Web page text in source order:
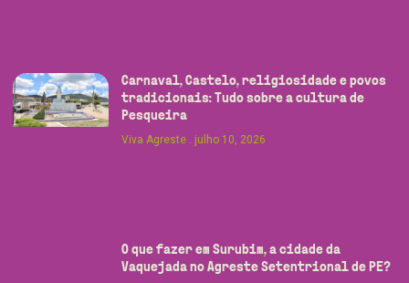
Carnaval, Castelo, religiosidade e povos
tradicionais: Tudo sobre a cultura de
Pesqueira
Viva Agreste
julho 10, 2026
O que fazer em Surubim, a cidade da
Vaquejada no Agreste Setentrional de PE?